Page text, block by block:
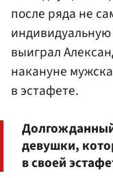
после ряда не
индивидуальную
выиграл
накануне
в эстафете.
девушки,
в своей